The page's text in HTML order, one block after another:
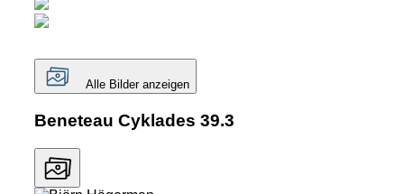
Alle Bilder anzeigen
Beneteau Cyklades 39.3